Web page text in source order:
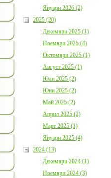
Януари 2026 (2)
2025 (20)
Декември 2025 (1)
Ноември 2025 (4)
Октомври 2025 (1)
Август 2025 (1)
Юли 2025 (2)
Юни 2025 (2)
Май 2025 (2)
Април 2025 (2)
Март 2025 (1)
Януари 2025 (4)
2024 (13)
Декември 2024 (1)
Ноември 2024 (3)